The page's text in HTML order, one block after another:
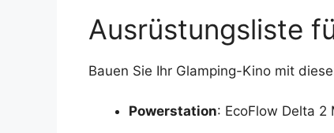
Ausrüstungsliste
Bauen Sie Ihr Glamping-Kino mit
Powerstation: EcoFlow Delta 2